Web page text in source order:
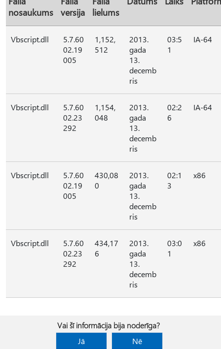
nosaukums
versija
lielums
Vbscript.dll
5.7.60
02.19
005
1,152,
512
2013.
gada
13.
decemb
ris
03:5
1
IA-64
Vbscript.dll
5.7.60
02.23
292
1,154,
048
2013.
gada
13.
decemb
ris
02:2
6
IA-64
Vbscript.dll
5.7.60
02.19
005
430,08
0
2013.
gada
13.
decemb
ris
02:1
3
x86
Vbscript.dll
5.7.60
02.23
292
434,17
6
2013.
gada
13.
decemb
ris
03:0
1
x86
Vai šī informācija bija noderīga?
Jā
Nē